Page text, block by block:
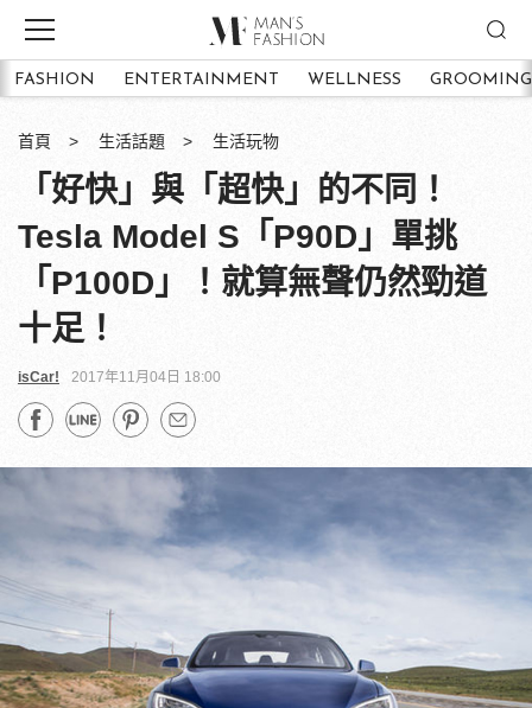
FASHION ENTERTAINMENT WELLNESS GROOMING
首頁 生活話題 生活玩物
「好快」與「超快」的不同！
Tesla Model S「P90D」單挑
「P100D」！就算無聲仍然勁道
十足！
isCar! 2017年11月04日 18:00